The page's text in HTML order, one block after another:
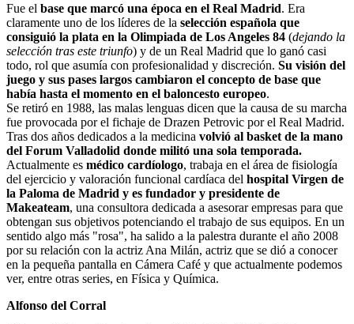
Fue el base que marcó una época en el Real Madrid. Era
claramente uno de los líderes de la selección española que
consiguió la plata en la Olimpiada de Los Angeles 84 (dejando la
selección tras este triunfo) y de un Real Madrid que lo ganó casi
todo, rol que asumía con profesionalidad y discreción. Su visión del
juego y sus pases largos cambiaron el concepto de base que
había hasta el momento en el baloncesto europeo.
Se retiró en 1988, las malas lenguas dicen que la causa de su marcha
fue provocada por el fichaje de Drazen Petrovic por el Real Madrid.
Tras dos años dedicados a la medicina volvió al basket de la mano
del Forum Valladolid donde militó una sola temporada.
Actualmente es médico cardíologo, trabaja en el área de fisiología
del ejercicio y valoración funcional cardíaca del hospital Virgen de
la Paloma de Madrid y es fundador y presidente de
Makeateam, una consultora dedicada a asesorar empresas para que
obtengan sus objetivos potenciando el trabajo de sus equipos. En un
sentido algo más "rosa", ha salido a la palestra durante el año 2008
por su relación con la actriz Ana Milán, actriz que se dió a conocer
en la pequeña pantalla en Cámera Café y que actualmente podemos
ver, entre otras series, en Física y Química.
Alfonso del Corral